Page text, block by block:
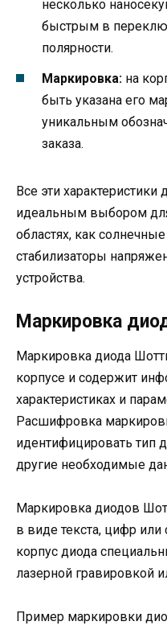
несколько
быстрым в
полярности.
Маркировка: на
быть указана его
уникальным
заказа.
Все эти
идеальным выбором
областях, как
стабилизаторы
устройства.
Маркировка
Маркировка диода
корпусе и содержит
характеристиках и
Расшифровка
идентифицировать тип
другие необходимые
Маркировка диодов
в виде текста, цифр или
корпус диода
лазерной гравировкой
Пример маркировки